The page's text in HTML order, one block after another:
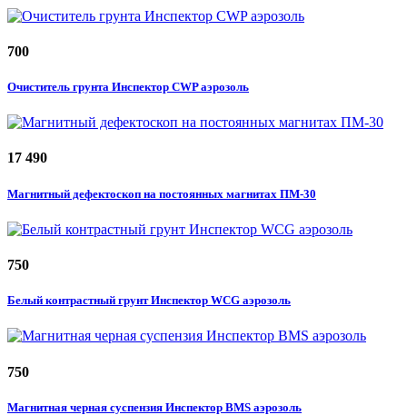
700
Очиститель грунта Инспектор CWP аэрозоль
17 490
Магнитный дефектоскоп на постоянных магнитах ПМ-30
750
Белый контрастный грунт Инспектор WCG аэрозоль
750
Магнитная черная суспензия Инспектор BMS аэрозоль